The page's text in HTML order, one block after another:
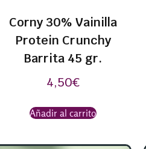
Corny 30% Vainilla
Protein Crunchy
Barrita 45 gr.
4,50€
Añadir al carrito